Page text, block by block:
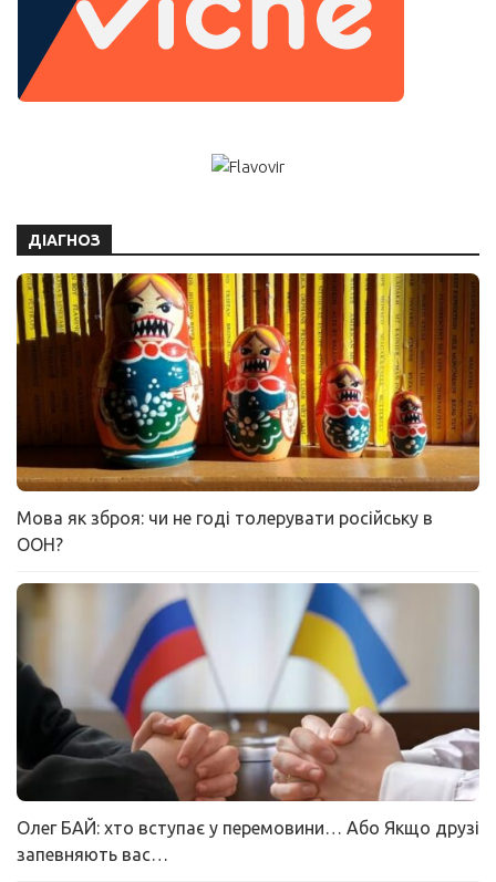
ДІАГНОЗ
Мова як зброя: чи не годі толерувати російську в
ООН?
Олег БАЙ: хто вступає у перемовини… Або Якщо друзі
запевняють вас…